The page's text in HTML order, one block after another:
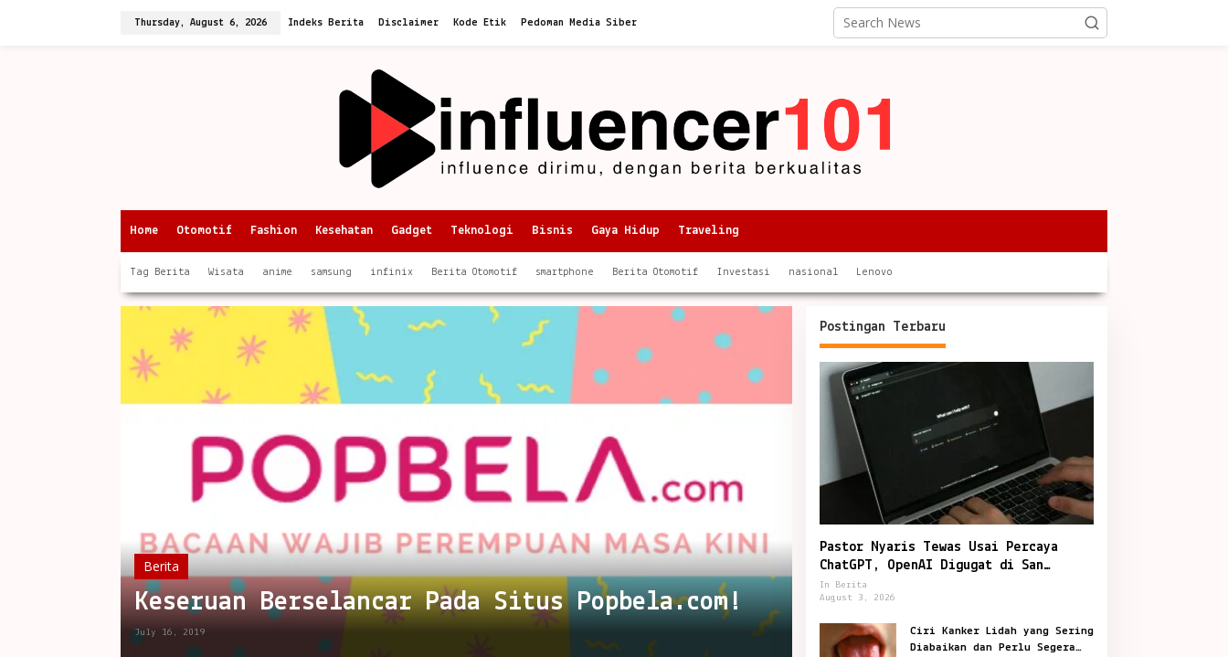
Thursday, August 6, 2026 Indeks Berita Disclaimer Kode Etik Pedoman Media Siber
Home Otomotif Fashion Kesehatan Gadget Teknologi Bisnis Gaya Hidup Traveling
Tag Berita Wisata anime samsung infinix Berita Otomotif smartphone Berita Otomotif Investasi nasional Lenovo
Berita
Keseruan Berselancar Pada Situs Popbela.com!
July 16, 2019
Postingan Terbaru
Pastor Nyaris Tewas Usai Percaya
ChatGPT, OpenAI Digugat di San
Francisco
In Berita
August 3, 2026
Ciri Kanker Lidah yang Sering
Diabaikan dan Perlu Segera